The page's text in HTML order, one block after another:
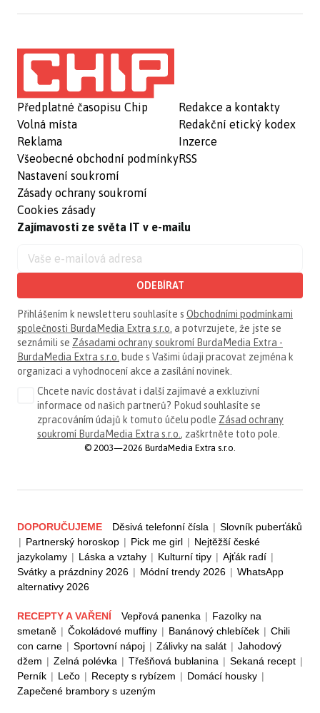
Předplatné časopisu Chip
Volná místa
Reklama
Všeobecné obchodní podmínky
Nastavení soukromí
Zásady ochrany soukromí
Cookies zásady
Redakce a kontakty
Redakční etický kodex
Inzerce
RSS
Zajímavosti ze světa IT v e-mailu
ODEBÍRAT
Přihlášením k newsletteru souhlasíte s Obchodními podmínkami
společnosti BurdaMedia Extra s.r.o. a potvrzujete, že jste se
seznámili se Zásadami ochrany soukromí BurdaMedia Extra -
BurdaMedia Extra s.r.o. bude s Vašimi údaji pracovat zejména k
organizaci a vyhodnocení akce a zasílání novinek.
Chcete navíc dostávat i další zajímavé a exkluzivní
informace od našich partnerů? Pokud souhlasíte se
zpracováním údajů k tomuto účelu podle Zásad ochrany
soukromí BurdaMedia Extra s.r.o. , zaškrtněte toto pole.
© 2003—2026 BurdaMedia Extra s.r.o.
DOPORUČUJEME Děsivá telefonní čísla | Slovník puberťáků
| Partnerský horoskop | Pick me girl | Nejtěžší české
jazykolamy | Láska a vztahy | Kulturní tipy | Ajťák radí |
Svátky a prázdniny 2026 | Módní trendy 2026 | WhatsApp
alternativy 2026
RECEPTY A VAŘENÍ Vepřová panenka | Fazolky na
smetaně | Čokoládové muffiny | Banánový chlebíček | Chili
con carne | Sportovní nápoj | Zálivky na salát | Jahodový
džem | Zelná polévka | Třešňová bublanina | Sekaná recept |
Perník | Lečo | Recepty s rybízem | Domácí housky |
Zapečené brambory s uzeným